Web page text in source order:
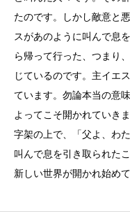
たのです。しかし敵意と
スがあのように叫んで息
ら帰って行った、つまり
じているのです。主イエ
ています。勿論本当の意
よってこそ開かれていき
字架の上で、「父よ、わ
叫んで息を引き取られた
新しい世界が開かれ始め